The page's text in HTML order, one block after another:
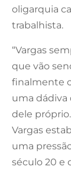
oligarquia
trabalhista.
“Vargas
que vão
finalmente
uma dádiva
dele
Vargas
uma
século 20 e